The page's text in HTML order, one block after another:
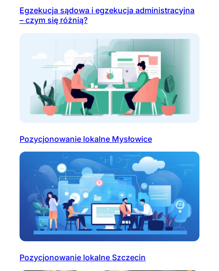
Egzekucja sądowa i egzekucja administracyjna
– czym się różnią?
Pozycjonowanie lokalne Mysłowice
Pozycjonowanie lokalne Szczecin